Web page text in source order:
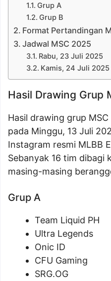
Grup A
Grup B
Format Pertandingan
Jadwal MSC 2025
Rabu, 23 Juli 2025
Kamis, 24 Juli 2025
Hasil Drawing Grup
Hasil drawing grup
pada Minggu, 13 Juli
Instagram resmi MLBB
Sebanyak 16 tim dibagi
masing-masing
Grup A
Team Liquid PH
Ultra Legends
Onic ID
CFU Gaming
SRG.OG